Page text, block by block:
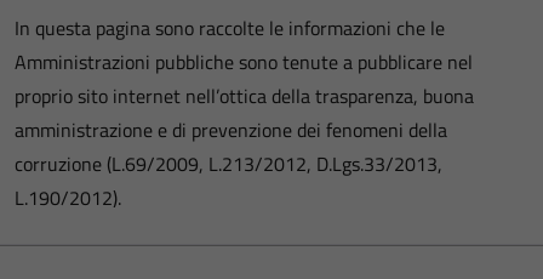
In questa pagina sono raccolte le informazioni che le
Amministrazioni pubbliche sono tenute a pubblicare nel
proprio sito internet nell’ottica della trasparenza, buona
amministrazione e di prevenzione dei fenomeni della
corruzione (L.69/2009, L.213/2012, D.Lgs.33/2013,
L.190/2012).